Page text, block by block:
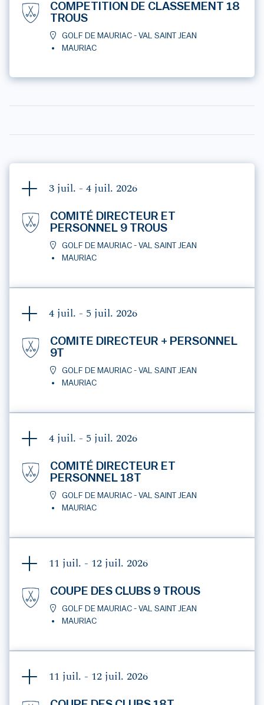
COMPETITION DE CLASSEMENT 18
TROUS
GOLF DE MAURIAC - VAL SAINT JEAN
MAURIAC
3 juil. - 4 juil. 2026
COMITÉ DIRECTEUR ET
PERSONNEL 9 TROUS
GOLF DE MAURIAC - VAL SAINT JEAN
MAURIAC
4 juil. - 5 juil. 2026
COMITE DIRECTEUR + PERSONNEL
9T
GOLF DE MAURIAC - VAL SAINT JEAN
MAURIAC
4 juil. - 5 juil. 2026
COMITÉ DIRECTEUR ET
PERSONNEL 18T
GOLF DE MAURIAC - VAL SAINT JEAN
MAURIAC
11 juil. - 12 juil. 2026
COUPE DES CLUBS 9 TROUS
GOLF DE MAURIAC - VAL SAINT JEAN
MAURIAC
11 juil. - 12 juil. 2026